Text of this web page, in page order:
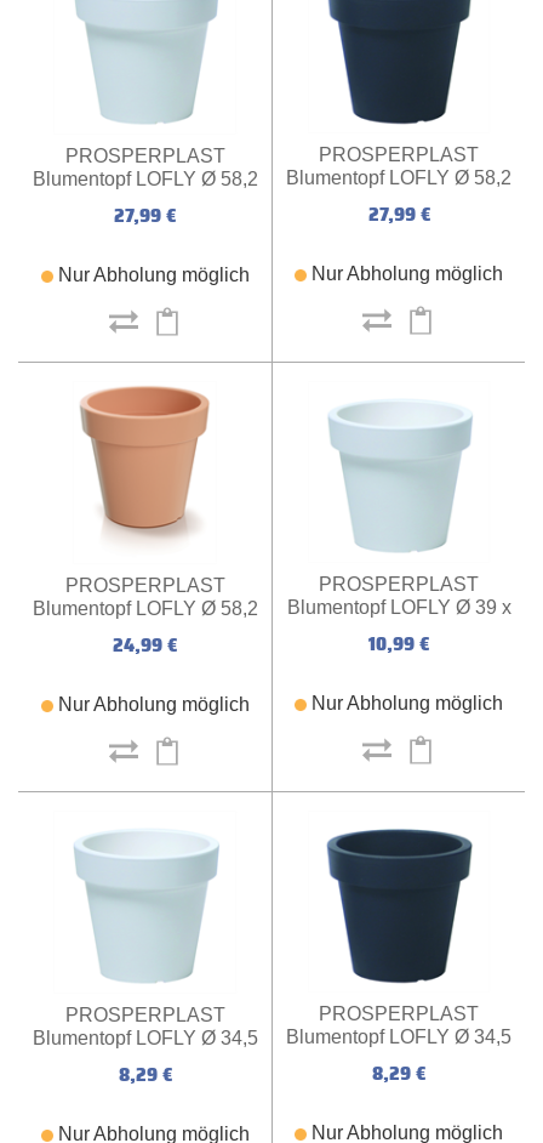
PROSPERPLAST
Blumentopf LOFLY Ø 58,2
27,99 €
Nur Abholung möglich
PROSPERPLAST
Blumentopf LOFLY Ø 58,2
27,99 €
Nur Abholung möglich
PROSPERPLAST
Blumentopf LOFLY Ø 58,2
24,99 €
Nur Abholung möglich
PROSPERPLAST
Blumentopf LOFLY Ø 39 x
10,99 €
Nur Abholung möglich
PROSPERPLAST
Blumentopf LOFLY Ø 34,5
8,29 €
Nur Abholung möglich
PROSPERPLAST
Blumentopf LOFLY Ø 34,5
8,29 €
Nur Abholung möglich